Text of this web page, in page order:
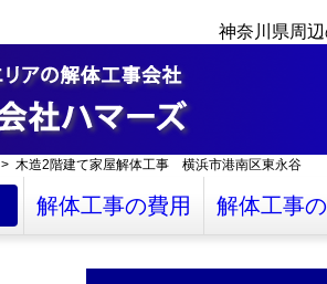
神奈川県周
> 木造2階建て家屋解体工事 横浜市港南区東永谷
解体工事の費用 解体工事